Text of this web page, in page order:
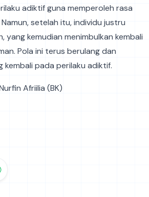
adiktif guna memperoleh rasa
setelah itu, individu justru
yang kemudian menimbulkan kembali
Pola ini terus berulang dan
kembali pada perilaku adiktif.
Afriilia (BK)